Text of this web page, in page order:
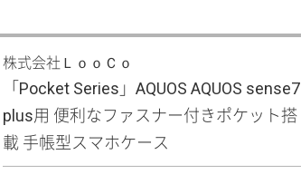
株式会社ＬｏｏＣｏ
「Pocket Series」AQUOS AQUOS sense7
plus用 便利なファスナー付きポケット搭
載 手帳型スマホケース